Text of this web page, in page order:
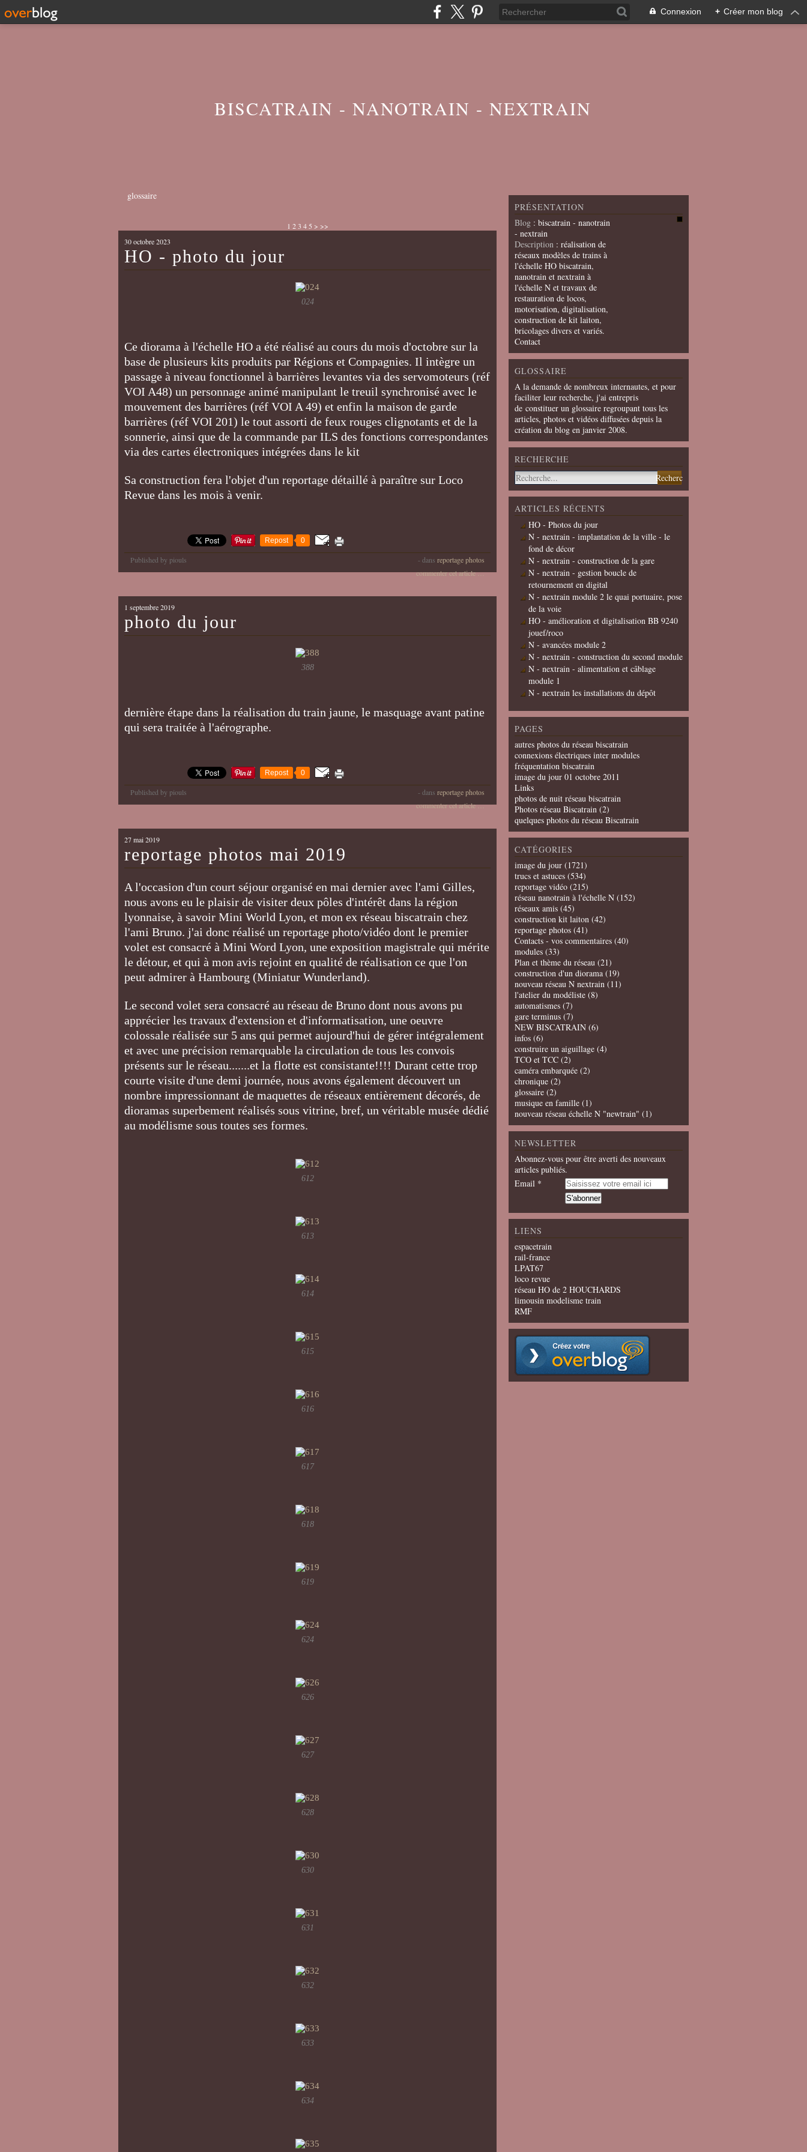
Connexion + Créer mon blog
BISCATRAIN - NANOTRAIN - NEXTRAIN
glossaire
1 2 3 4 5 > >>
30 octobre 2023
HO - photo du jour
024
Ce diorama à l'échelle HO a été réalisé au cours du mois d'octobre sur la
base de plusieurs kits produits par Régions et Compagnies. Il intègre un
passage à niveau fonctionnel à barrières levantes via des servomoteurs (réf
VOI A48) un personnage animé manipulant le treuil synchronisé avec le
mouvement des barrières (réf VOI A 49) et enfin la maison de garde
barrières (réf VOI 201) le tout assorti de feux rouges clignotants et de la
sonnerie, ainsi que de la commande par ILS des fonctions correspondantes
via des cartes électroniques intégrées dans le kit
Sa construction fera l'objet d'un reportage détaillé à paraître sur Loco
Revue dans les mois à venir.
Repost 0
Published by piouls - dans reportage photos
commenter cet article…
1 septembre 2019
photo du jour
388
dernière étape dans la réalisation du train jaune, le masquage avant patine
qui sera traitée à l'aérographe.
Repost 0
Published by piouls - dans reportage photos
commenter cet article…
27 mai 2019
reportage photos mai 2019
A l'occasion d'un court séjour organisé en mai dernier avec l'ami Gilles,
nous avons eu le plaisir de visiter deux pôles d'intérêt dans la région
lyonnaise, à savoir Mini World Lyon, et mon ex réseau biscatrain chez
l'ami Bruno. j'ai donc réalisé un reportage photo/vidéo dont le premier
volet est consacré à Mini Word Lyon, une exposition magistrale qui mérite
le détour, et qui à mon avis rejoint en qualité de réalisation ce que l'on
peut admirer à Hambourg (Miniatur Wunderland).
Le second volet sera consacré au réseau de Bruno dont nous avons pu
apprécier les travaux d'extension et d'informatisation, une oeuvre
colossale réalisée sur 5 ans qui permet aujourd'hui de gérer intégralement
et avec une précision remarquable la circulation de tous les convois
présents sur le réseau.......et la flotte est consistante!!!! Durant cette trop
courte visite d'une demi journée, nous avons également découvert un
nombre impressionnant de maquettes de réseaux entièrement décorés, de
dioramas superbement réalisés sous vitrine, bref, un véritable musée dédié
au modélisme sous toutes ses formes.
612
613
614
615
616
617
618
619
624
626
627
628
630
631
632
633
634
PRÉSENTATION
Blog : biscatrain - nanotrain
- nextrain
Description : réalisation de
réseaux modèles de trains à
l'échelle HO biscatrain,
nanotrain et nextrain à
l'échelle N et travaux de
restauration de locos,
motorisation, digitalisation,
construction de kit laiton,
bricolages divers et variés.
Contact
GLOSSAIRE
A la demande de nombreux internautes, et pour
faciliter leur recherche, j'ai entrepris
de constituer un glossaire regroupant tous les
articles, photos et vidéos diffusées depuis la
création du blog en janvier 2008.
RECHERCHE
ARTICLES RÉCENTS
HO - Photos du jour
N - nextrain - implantation de la ville - le
fond de décor
N - nextrain - construction de la gare
N - nextrain - gestion boucle de
retournement en digital
N - nextrain module 2 le quai portuaire, pose
de la voie
HO - amélioration et digitalisation BB 9240
jouef/roco
N - avancées module 2
N - nextrain - construction du second module
N - nextrain - alimentation et câblage
module 1
N - nextrain les installations du dépôt
PAGES
autres photos du réseau biscatrain
connexions électriques inter modules
fréquentation biscatrain
image du jour 01 octobre 2011
Links
photos de nuit réseau biscatrain
Photos réseau Biscatrain (2)
quelques photos du réseau Biscatrain
CATÉGORIES
image du jour (1721)
trucs et astuces (534)
reportage vidéo (215)
réseau nanotrain à l'échelle N (152)
réseaux amis (45)
construction kit laiton (42)
reportage photos (41)
Contacts - vos commentaires (40)
modules (33)
Plan et thème du réseau (21)
construction d'un diorama (19)
nouveau réseau N nextrain (11)
l'atelier du modéliste (8)
automatismes (7)
gare terminus (7)
NEW BISCATRAIN (6)
infos (6)
construire un aiguillage (4)
TCO et TCC (2)
caméra embarquée (2)
chronique (2)
glossaire (2)
musique en famille (1)
nouveau réseau échelle N "newtrain" (1)
NEWSLETTER
Abonnez-vous pour être averti des nouveaux
articles publiés.
Email
LIENS
espacetrain
rail-france
LPAT67
loco revue
réseau HO de 2 HOUCHARDS
limousin modelisme train
RMF